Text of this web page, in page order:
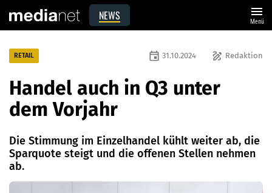
NEWS menu
Menü
RETAIL draw Redaktion
event 31.10.2024
Handel auch in Q3 unter
dem Vorjahr
Die Stimmung im Einzelhandel kühlt weiter ab, die
Sparquote steigt und die offenen Stellen nehmen
ab.